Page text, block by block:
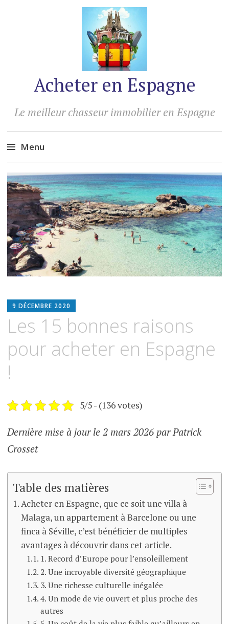
Acheter en Espagne
Le meilleur chasseur immobilier en Espagne
Menu
Accéder
au
contenu
9 DÉCEMBRE 2020
Les 15 bonnes raisons
pour acheter en Espagne
!
5/5 - (136 votes)
Dernière mise à jour le 2 mars 2026 par Patrick
Crosset
Table des matières
Acheter en Espagne, que ce soit une villa à
Malaga, un appartement à Barcelone ou une
finca à Séville, c’est bénéficier de multiples
avantages à découvrir dans cet article.
1. Record d’Europe pour l’ensoleillement
2. Une incroyable diversité géographique
3. Une richesse culturelle inégalée
4. Un mode de vie ouvert et plus proche des
autres